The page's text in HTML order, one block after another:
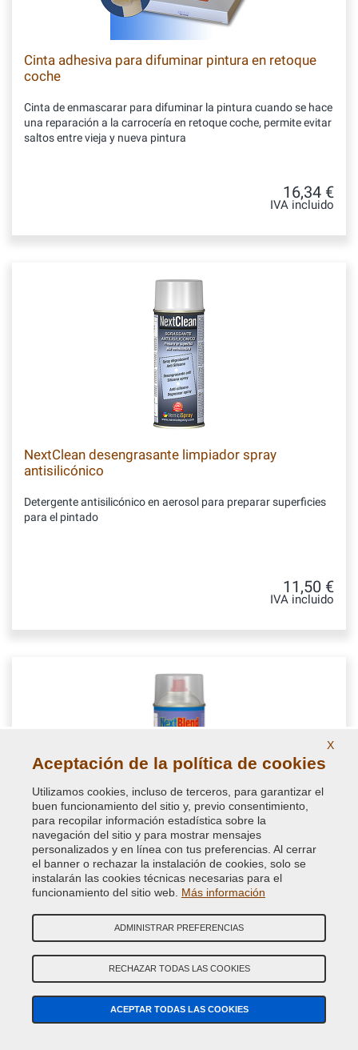
Cinta adhesiva para difuminar pintura en retoque
coche
Cinta de enmascarar para difuminar la pintura cuando se hace
una reparación a la carrocería en retoque coche, permite evitar
saltos entre vieja y nueva pintura
16,34 €
IVA incluido
NextClean desengrasante limpiador spray
antisilicónico
Detergente antisilicónico en aerosol para preparar superficies
para el pintado
11,50 €
IVA incluido
NextBlend armonizador para tonos de retoque
automático
Disolvente armonizador en spray para tonos para
homogeneizar el repintado de las partes de la carrocería y pulir
perfectamente la superficie coloreada, imprescindible en el
retoque del automóvill
11,86 €
IVA incluido
X
Aceptación de la política de cookies
Utilizamos cookies, incluso de terceros, para garantizar el
buen funcionamiento del sitio y, previo consentimiento,
para recopilar información estadística sobre la
navegación del sitio y para mostrar mensajes
personalizados y en línea con tus preferencias. Al cerrar
el banner o rechazar la instalación de cookies, solo se
instalarán las cookies técnicas necesarias para el
funcionamiento del sitio web. Más información
ADMINISTRAR PREFERENCIAS
RECHAZAR TODAS LAS COOKIES
ACEPTAR TODAS LAS COOKIES